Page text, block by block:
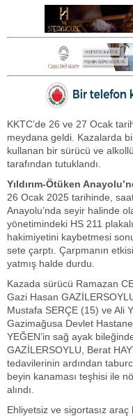
KKTC’de 26 ve 27 Ocak
meydana geldi. Kazalarda
kullanan bir sürücü ve
tarafından tutuklandı.
Yıldırım-Ötüken
26 Ocak 2025 tarihinde,
Anayolu’nda seyir halinde
yönetimindeki HS 211
hakimiyetini kaybetmesi
sete çarptı. Çarpmanın
yatmış halde durdu.
Kazada sürücü Ramazan
Gazi Hasan
Mustafa SERÇE (15) ve Ali
Gazimağusa Devlet
YEĞEN’in sağ ayak
GAZİLERSOYLU, Berat
tedavilerinin ardından
beyin kanaması teşhisi ile
alındı.
Ehliyetsiz ve sigortasız